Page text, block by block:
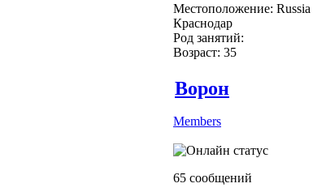
Местоположение: Russia
Краснодар
Род занятий:
Возраст: 35
Ворон
Members
65 сообщений